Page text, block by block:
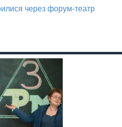
через форум-театр